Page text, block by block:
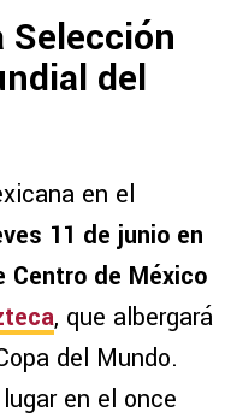
Selección
del
en el
11 de junio en
Centro de México
, que albergará
del Mundo.
en el once